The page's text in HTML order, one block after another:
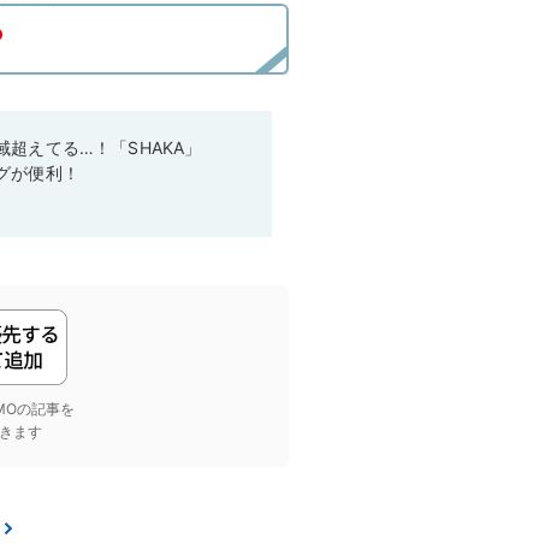
えてる…！「SHAKA」
が便利！
の記事を
ます